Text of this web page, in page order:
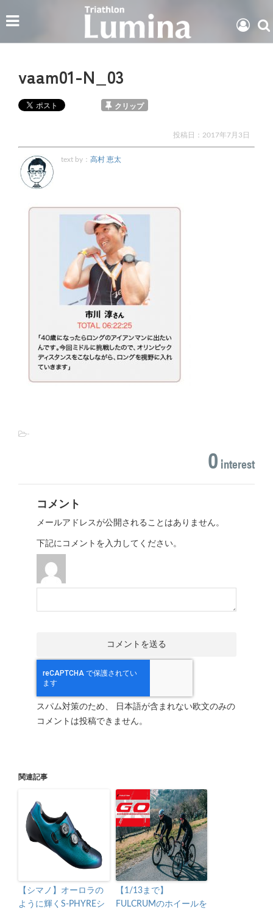
vaam01-N_03
クリップ
投稿日： 2017年7月3日
text by： 高村 恵太
-
0 interest
コメント
メールアドレスが公開されることはありません。
下記にコメントを入力してください。
スパム対策のため、 日本語が含まれない欧文のみの
コメントは投稿できません。
関連記事
【シマノ】オーロラの
ように輝くS-PHYREシ
【1/13まで】
FULCRUMのホイールを